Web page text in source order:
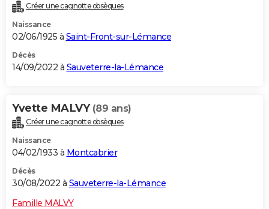
Créer une cagnotte obsèques
Naissance
02/06/1925 à Saint-Front-sur-Lémance
Décès
14/09/2022 à Sauveterre-la-Lémance
Yvette MALVY (89 ans)
Créer une cagnotte obsèques
Naissance
04/02/1933 à Montcabrier
Décès
30/08/2022 à Sauveterre-la-Lémance
Famille MALVY